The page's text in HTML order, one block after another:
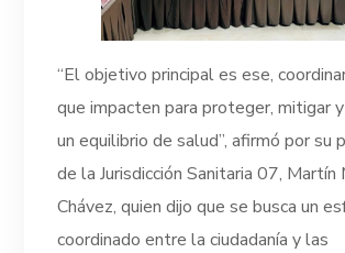
“El objetivo principal es ese,
que impacten para proteger, mitigar
un equilibrio de salud”, afirmó por su
de la Jurisdicción Sanitaria 07, Martín
Chávez, quien dijo que se busca un
coordinado entre la ciudadanía y las